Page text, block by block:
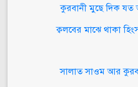
কুরবানী মুছে দিক
ক্বলবের মাঝে থাকা
সালাত সাওম আর